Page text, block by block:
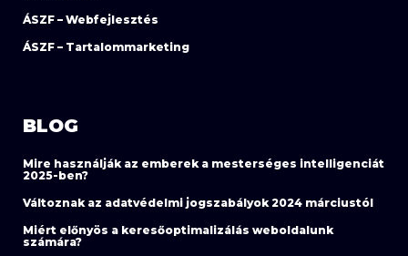
ÁSZF – Webfejlesztés
ÁSZF – Tartalommarketing
BLOG
Mire használják az emberek a mesterséges intelligenciát
2025-ben?
Változnak az adatvédelmi jogszabályok 2024 márciustól
Miért előnyös a keresőoptimalizálás weboldalunk
számára?